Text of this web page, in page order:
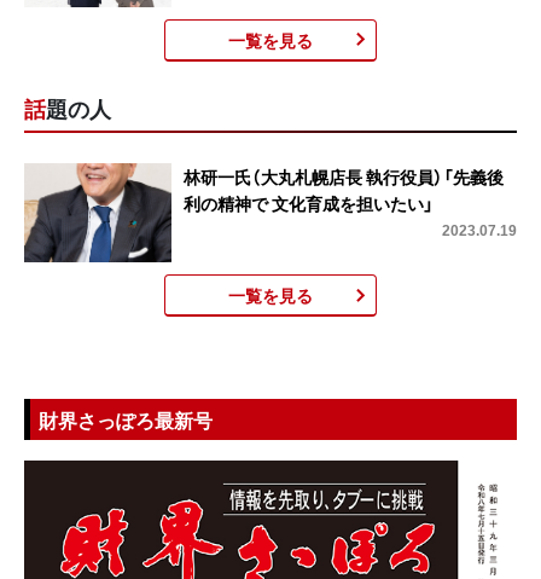
一覧を見る
話題の人
林研一氏（大丸札幌店長 執行役員）「先義後
利の精神で 文化育成を担いたい」
2023.07.19
一覧を見る
財界さっぽろ最新号